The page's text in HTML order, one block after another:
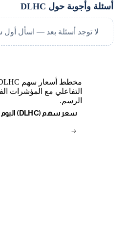
أسئلة وأجوبة حول DLHC
لا توجد أسئلة بعد — اسأل
التفاعلي مع المؤشرات
الرسم.
→
(2026/08/07) اليوم (DLHC) سعر سهم